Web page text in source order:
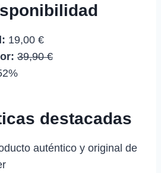
19,00 €
39,90 €
destacadas
auténtico y original de